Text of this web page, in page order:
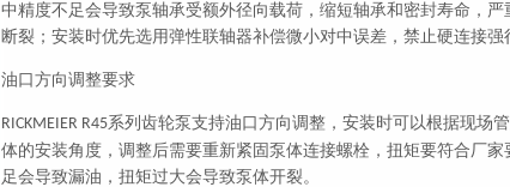
中精度不足会导致泵轴承受额外径向载荷，缩短轴承和密封寿命，严
断裂；安装时优先选用弹性联轴器补偿微小对中误差，禁止硬连接强
油口方向调整要求
RICKMEIER R45系列齿轮泵支持油口方向调整，安装时可以根据现场
体的安装角度，调整后需要重新紧固泵体连接螺栓，扭矩要符合厂家
足会导致漏油，扭矩过大会导致泵体开裂。